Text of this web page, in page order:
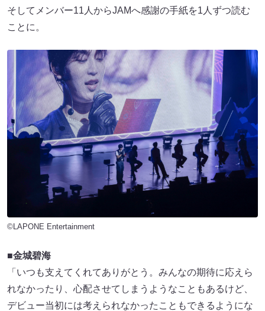
そしてメンバー11人からJAMへ感謝の手紙を1人ずつ読む
ことに。
©LAPONE Entertainment
■金城碧海
「いつも支えてくれてありがとう。みんなの期待に応えら
れなかったり、心配させてしまうようなこともあるけど、
デビュー当初には考えられなかったこともできるようにな